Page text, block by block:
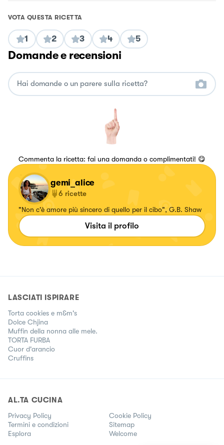
VOTA QUESTA RICETTA
1 2 3 4 5
Domande e recensioni
Commenta la ricetta: fai una domanda o complimentati! 😋
gemi_alice
6 ricette
"Non c'è amore più sincero di quello per il cibo", G.B. Shaw
Visita il profilo
LASCIATI ISPIRARE
Torta cookies e m&m's
Dolce Chjina
Muffin della nonna alle mele.
TORTA FURBA
Cuor d'arancio
Cruffins
AL.TA CUCINA
Privacy Policy
Cookie Policy
Termini e condizioni
Sitemap
Esplora
Welcome